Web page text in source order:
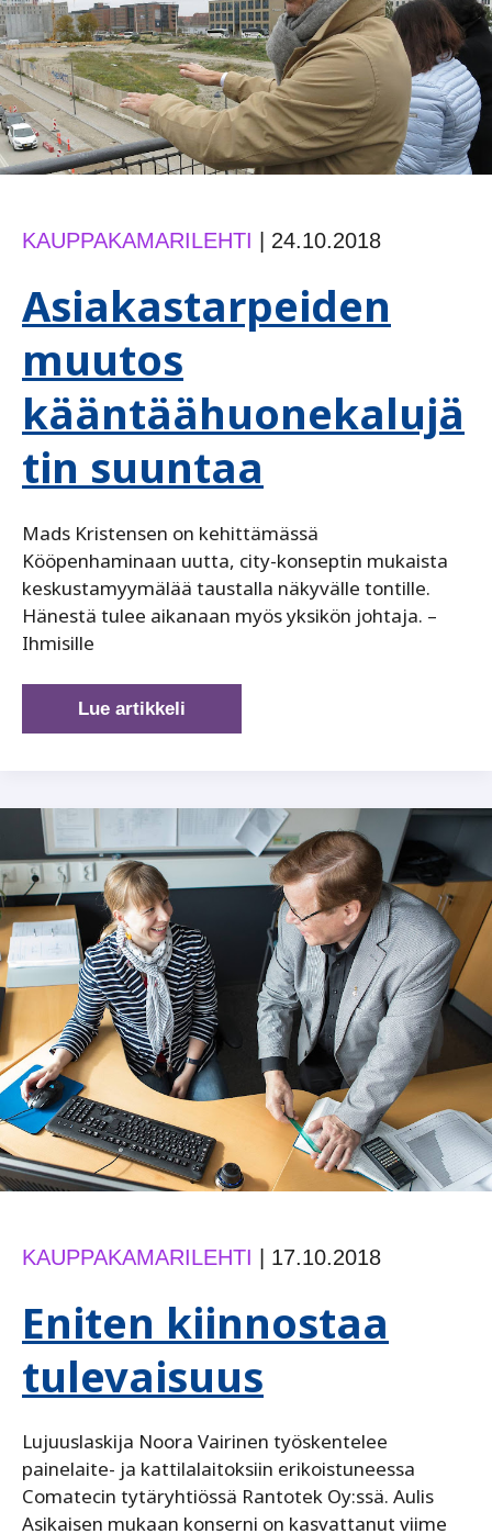
KAUPPAKAMARILEHTI 24.10.2018
Asiakastarpeiden
muutos
kääntäähuonekalujä
tin suuntaa
Mads Kristensen on kehittämässä
Kööpenhaminaan uutta, city-konseptin mukaista
keskustamyymälää taustalla näkyvälle tontille.
Hänestä tulee aikanaan myös yksikön johtaja. –
Ihmisille
Asiakastarpeiden
muutos
Lue artikkeli
KAUPPAKAMARILEHTI | 17.10.2018
Eniten kiinnostaa
tulevaisuus
Lujuuslaskija Noora Vairinen työskentelee
painelaite- ja kattilalaitoksiin erikoistuneessa
Comatecin tytäryhtiössä Rantotek Oy:ssä. Aulis
Asikaisen mukaan konserni on kasvattanut viime